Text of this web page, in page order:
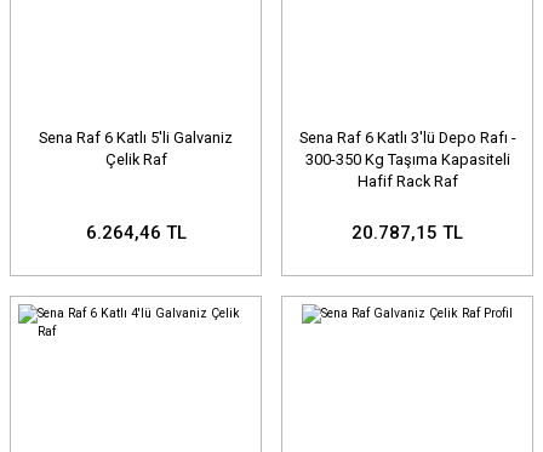
Sena Raf 6 Katlı 5'li Galvaniz
Çelik Raf
6.264,46 TL
Sena Raf 6 Katlı 3'lü Depo Rafı -
300-350 Kg Taşıma Kapasiteli
Hafif Rack Raf
20.787,15 TL